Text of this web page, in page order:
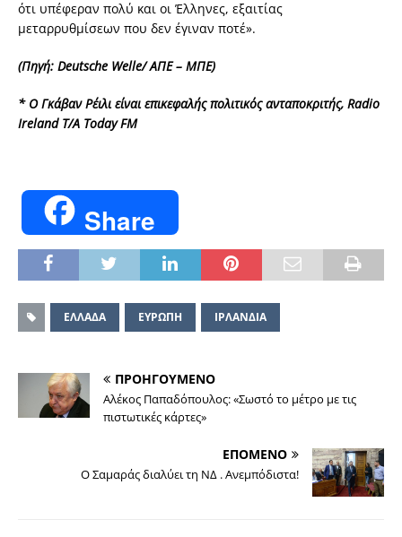
ότι υπέφεραν πολύ και οι Έλληνες, εξαιτίας
μεταρρυθμίσεων που δεν έγιναν ποτέ».
(Πηγή: Deutsche Welle/ ΑΠΕ – ΜΠΕ)
* Ο Γκάβαν Ρέιλι είναι επικεφαλής πολιτικός ανταποκριτής, Radio
Ireland T/A Today FM
Share
EΛΛΑΔΑ ΕΥΡΩΠΗ ΙΡΛΑΝΔΙΑ
ΠΡΟΗΓΟΥΜΕΝΟ
Αλέκος Παπαδόπουλος: «Σωστό το μέτρο με τις
πιστωτικές κάρτες»
ΕΠΟΜΕΝΟ
Ο Σαμαράς διαλύει τη ΝΔ . Ανεμπόδιστα!